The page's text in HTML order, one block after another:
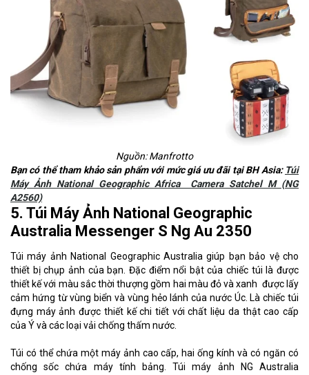
Nguồn: Manfrotto
Bạn có thể tham khảo sản phẩm với mức giá ưu đãi tại BH Asia: Túi
Máy Ảnh National Geographic Africa Camera Satchel M (NG
A2560)
5. Túi Máy Ảnh National Geographic
Australia Messenger S Ng Au 2350
Túi máy ảnh National Geographic Australia giúp bạn bảo vệ cho
thiết bị chụp ảnh của bạn. Đặc điểm nổi bật của chiếc túi là được
thiết kế với màu sắc thời thượng gồm hai màu đỏ và xanh được lấy
cảm hứng từ vùng biển và vùng hẻo lánh của nước Úc. Là chiếc túi
đựng máy ảnh được thiết kế chi tiết với chất liệu da thật cao cấp
của Ý và các loại vải chống thấm nước.
Túi có thể chứa một máy ảnh cao cấp, hai ống kính và có ngăn có
chống sốc chứa máy tính bảng. Túi máy ảnh NG Australia